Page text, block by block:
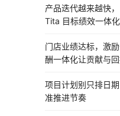
产品迭代越来越快
Tita 目标绩效一体
门店业绩达标，激
酬一体化让贡献与
项目计划别只排日
准推进节奏